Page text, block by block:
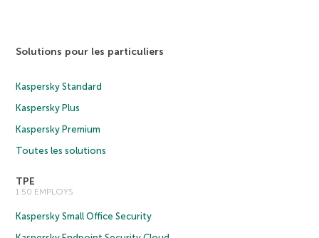
Solutions pour les particuliers
Kaspersky Standard
Kaspersky Plus
Kaspersky Premium
Toutes les solutions
TPE
1 50 EMPLOYS
Kaspersky Small Office Security